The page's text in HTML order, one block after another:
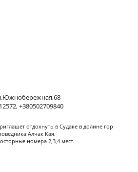
+380502709840
отдохнуть в Судаке в долине гор
Алчак Кая.
номера 2,3,4 мест.